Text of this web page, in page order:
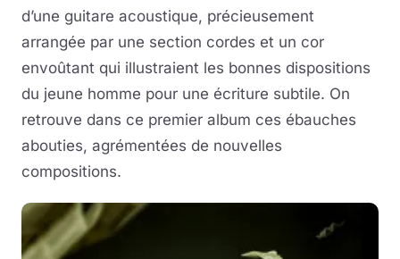
d’une guitare acoustique, précieusement
arrangée par une section cordes et un cor
envoûtant qui illustraient les bonnes dispositions
du jeune homme pour une écriture subtile. On
retrouve dans ce premier album ces ébauches
abouties, agrémentées de nouvelles
compositions.